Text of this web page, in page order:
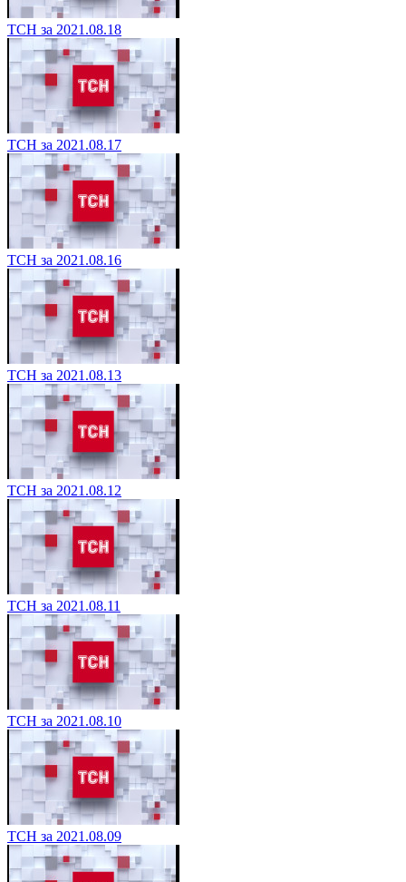
ТСН за 2021.08.18
ТСН за 2021.08.17
ТСН за 2021.08.16
ТСН за 2021.08.13
ТСН за 2021.08.12
ТСН за 2021.08.11
ТСН за 2021.08.10
ТСН за 2021.08.09